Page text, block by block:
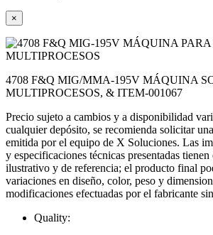
×
4708 F&Q MIG/MMA-195V MÁQUINA
MULTIPROCESOS, & ITEM-001067
Precio sujeto a cambios y a disponibilidad
cualquier depósito, se recomienda solicitar
emitida por el equipo de X Soluciones. Las
y especificaciones técnicas presentadas
ilustrativo y de referencia; el producto final
variaciones en diseño, color, peso y
modificaciones efectuadas por el fabricante
Quality: